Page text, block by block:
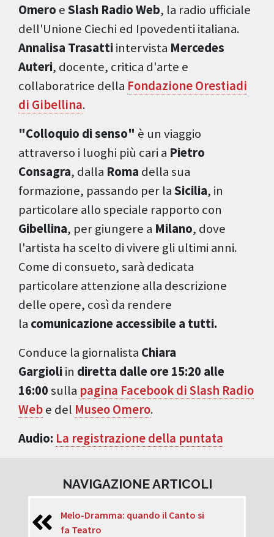
Omero eSlash Radio Web, la radio ufficiale
dell'Unione Ciechi ed Ipovedenti italiana.
Annalisa Trasattiintervista Mercedes
Auteri, docente, critica d'arte e
collaboratrice della Fondazione Orestiadi
di Gibellina.
"Colloquio di senso" è un viaggio
attraverso i luoghi più cari a Pietro
Consagra, dalla Roma della sua
formazione, passando per laSicilia, in
particolare allo speciale rapporto con
Gibellina, per giungere a Milano, dove
l'artista ha scelto di vivere gli ultimi anni.
Come di consueto, sarà dedicata
particolare attenzione alla descrizione
delle opere, così da rendere
la comunicazione accessibile a tutti.
Conduce la giornalista Chiara
Gargioliin diretta dalle ore 15:20 alle
16:00sulla pagina Facebook di Slash Radio
Webe del Museo Omero.
Audio: La registrazione della puntata
NAVIGAZIONE ARTICOLI
Melo-Dramma: quando il Canto si
fa Teatro